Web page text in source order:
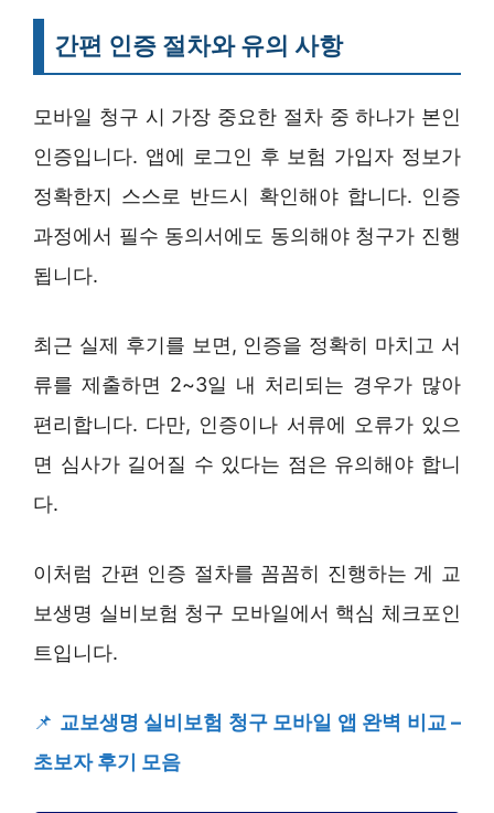
간편 인증 절차와 유의 사항
모바일 청구 시 가장 중요한 절차 중 하나가 본인
인증입니다. 앱에 로그인 후 보험 가입자 정보가
정확한지 스스로 반드시 확인해야 합니다. 인증
과정에서 필수 동의서에도 동의해야 청구가 진행
됩니다.
최근 실제 후기를 보면, 인증을 정확히 마치고 서
류를 제출하면 2~3일 내 처리되는 경우가 많아
편리합니다. 다만, 인증이나 서류에 오류가 있으
면 심사가 길어질 수 있다는 점은 유의해야 합니
다.
이처럼 간편 인증 절차를 꼼꼼히 진행하는 게 교
보생명 실비보험 청구 모바일에서 핵심 체크포인
트입니다.
📌 교보생명 실비보험 청구 모바일 앱 완벽 비교 –
초보자 후기 모음